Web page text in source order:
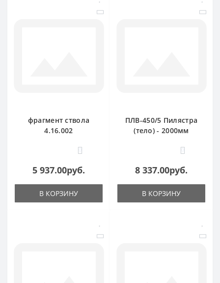
фрагмент ствола
4.16.002
0
5 937.00руб.
В КОРЗИНУ
ПЛВ-450/5 Пилястра
(тело) - 2000мм
0
8 337.00руб.
В КОРЗИНУ